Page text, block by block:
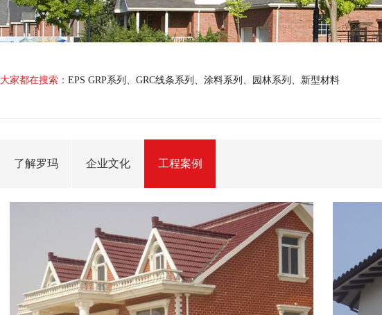
大家都在搜索： EPS GRP系列 、 GRC线条系列 、 涂料系列 、 园林系列 、 新型材料
了解罗玛 企业文化 工程案例